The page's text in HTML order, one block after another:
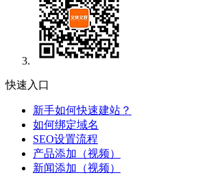
快速入口
新手如何快速建站？
如何绑定域名
SEO设置流程
产品添加（视频）
新闻添加（视频）